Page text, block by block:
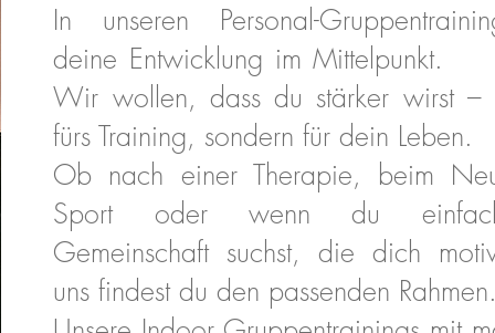
In unseren Personal-
deine Entwicklung im
Wir wollen, dass du stärker wirst –
fürs Training, sondern für dein Leben.
Ob nach einer Therapie, beim
Sport oder wenn du
Gemeinschaft suchst, die dich
uns findest du den passenden